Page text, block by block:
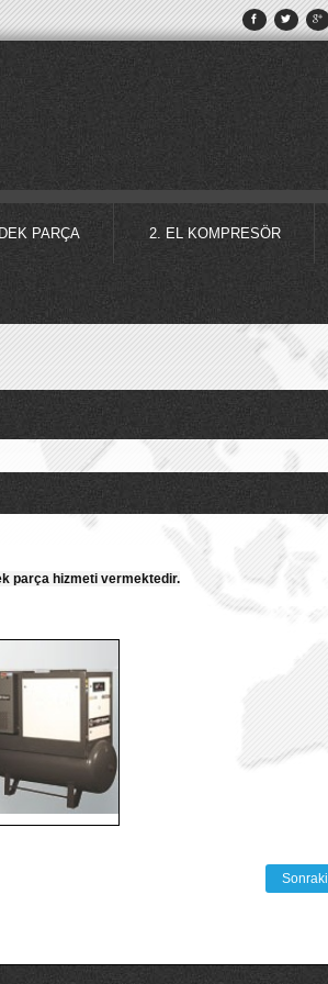
PARÇA 2. EL KOMPRESÖR
parça hizmeti vermektedir.
Sonraki